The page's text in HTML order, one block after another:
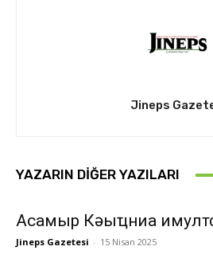
Jineps
YAZARIN DIĞER YAZILARI
Асҭамыр Кәыҵниа
Jineps Gazetesi - 15 Nisan 2025